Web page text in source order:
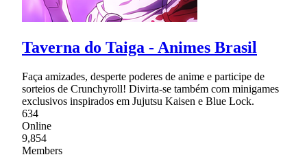
Taverna do Taiga - Animes Brasil
Faça amizades, desperte poderes de anime e participe de
sorteios de Crunchyroll! Divirta-se também com minigames
exclusivos inspirados em Jujutsu Kaisen e Blue Lock.
634
Online
9,854
Members